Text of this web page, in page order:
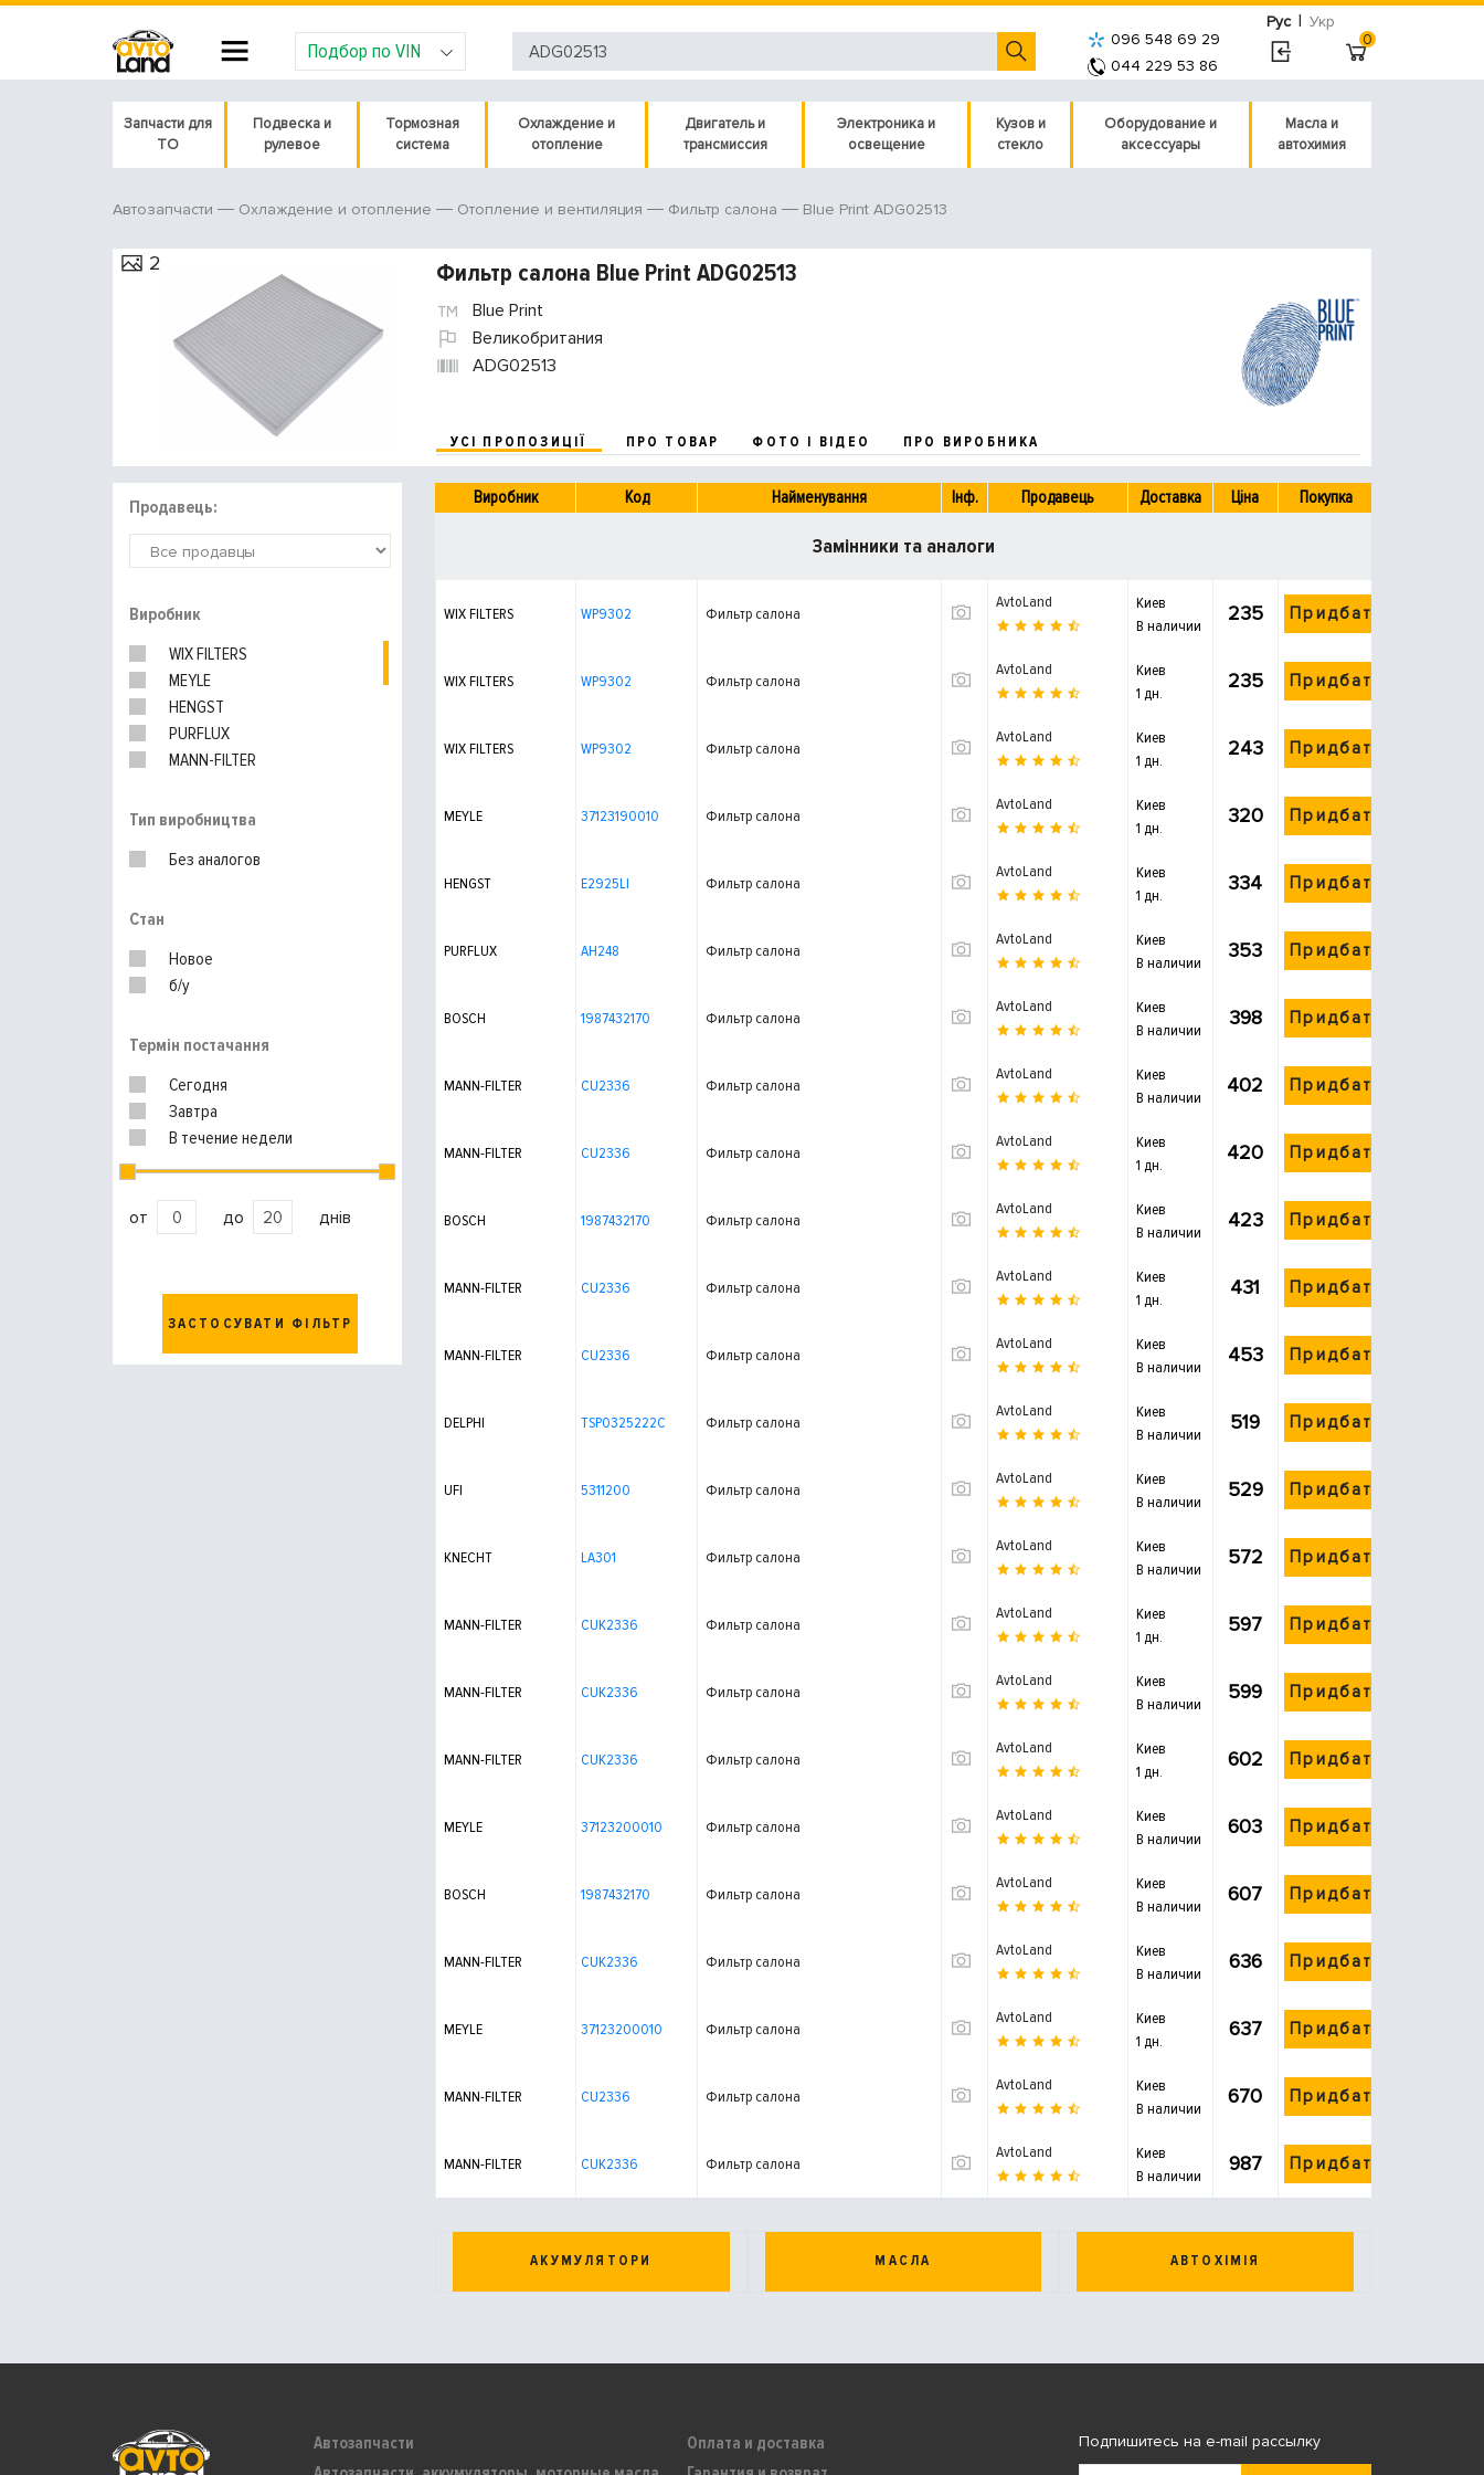
Рус | Укр
Подбор по VIN
096 548 69 29
044 229 53 86
0
Запчасти для
ТО
Подвеска и
рулевое
Тормозная
система
Охлаждение и
отопление
Двигатель и
трансмиссия
Электроника и
освещение
Кузов и
стекло
Оборудование и
аксессуары
Масла и
автохимия
Автозапчасти Охлаждение и отопление Отопление и вентиляция Фильтр салона Blue Print ADG02513
2 Фильтр салона Blue Print ADG02513
Blue Print
Великобритания
ADG02513
УСІ ПРОПОЗИЦІЇ ПРО ТОВАР ФОТО І ВІДЕО ПРО ВИРОБНИКА
Продавець:
Виробник
WIX FILTERS
MEYLE
HENGST
PURFLUX
MANN-FILTER
UFI
BOSCH
Тип виробництва
Без аналогов
Стан
Новое
б/у
Термін постачання
Сегодня
Завтра
В течение недели
от до днів
ЗАСТОСУВАТИ ФІЛЬТР
Виробник Код Найменування Інф. Продавець Доставка Ціна Покупка
Замінники та аналоги
WIX FILTERS WP9302 Фильтр салона
AvtoLand
Киев
В наличии
235 Придбати
WIX FILTERS WP9302 Фильтр салона
AvtoLand
Киев
1 дн.
235 Придбати
WIX FILTERS WP9302 Фильтр салона
AvtoLand
Киев
1 дн.
243 Придбати
MEYLE 37123190010 Фильтр салона
AvtoLand
Киев
1 дн.
320 Придбати
HENGST E2925LI Фильтр салона
AvtoLand
Киев
1 дн.
334 Придбати
PURFLUX AH248 Фильтр салона
AvtoLand
Киев
В наличии
353 Придбати
BOSCH 1987432170 Фильтр салона
AvtoLand
Киев
В наличии
398 Придбати
MANN-FILTER CU2336 Фильтр салона
AvtoLand
Киев
В наличии
402 Придбати
MANN-FILTER CU2336 Фильтр салона
AvtoLand
Киев
1 дн.
420 Придбати
BOSCH 1987432170 Фильтр салона
AvtoLand
Киев
В наличии
423 Придбати
MANN-FILTER CU2336 Фильтр салона
AvtoLand
Киев
1 дн.
431 Придбати
MANN-FILTER CU2336 Фильтр салона
AvtoLand
Киев
В наличии
453 Придбати
DELPHI TSP0325222C Фильтр салона
AvtoLand
Киев
В наличии
519 Придбати
UFI 5311200 Фильтр салона
AvtoLand
Киев
В наличии
529 Придбати
KNECHT LA301 Фильтр салона
AvtoLand
Киев
В наличии
572 Придбати
MANN-FILTER CUK2336 Фильтр салона
AvtoLand
Киев
1 дн.
597 Придбати
MANN-FILTER CUK2336 Фильтр салона
AvtoLand
Киев
В наличии
599 Придбати
MANN-FILTER CUK2336 Фильтр салона
AvtoLand
Киев
1 дн.
602 Придбати
MEYLE 37123200010 Фильтр салона
AvtoLand
Киев
В наличии
603 Придбати
BOSCH 1987432170 Фильтр салона
AvtoLand
Киев
В наличии
607 Придбати
MANN-FILTER CUK2336 Фильтр салона
AvtoLand
Киев
В наличии
636 Придбати
MEYLE 37123200010 Фильтр салона
AvtoLand
Киев
1 дн.
637 Придбати
MANN-FILTER CU2336 Фильтр салона
AvtoLand
Киев
В наличии
670 Придбати
MANN-FILTER CUK2336 Фильтр салона
AvtoLand
Киев
В наличии
987 Придбати
АКУМУЛЯТОРИ МАСЛА АВТОХІМІЯ
Автозапчасти
Оплата и доставка
Подпишитесь на e-mail рассылку